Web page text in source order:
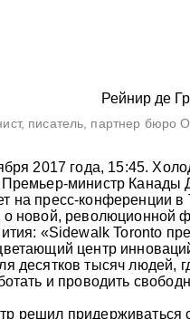
Рейнир де
писатель, партнер бюро
2017 года, 15:45.
министр Канады
на пресс-конференции в
о новой, революционной
«Sidewalk Toronto
центр
десятков тысяч людей,
и проводить
решил придерживаться